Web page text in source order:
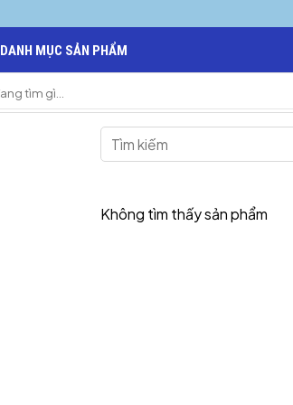
DANH MỤC SẢN PHẨM
Không tìm thấy sản phẩm